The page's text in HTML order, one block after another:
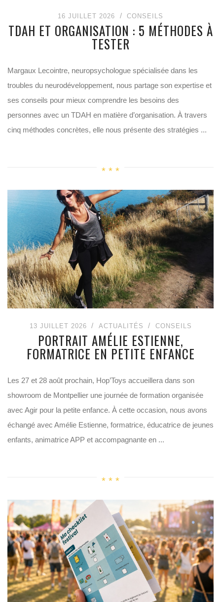
16 JUILLET 2026 CONSEILS
TDAH ET ORGANISATION : 5 MÉTHODES À
TESTER
Margaux Lecointre, neuropsychologue spécialisée dans les
troubles du neurodéveloppement, nous partage son expertise et
ses conseils pour mieux comprendre les besoins des
personnes avec un TDAH en matière d’organisation. À travers
cinq méthodes concrètes, elle nous présente des stratégies ...
13 JUILLET 2026 ACTUALITÉS CONSEILS
PORTRAIT AMÉLIE ESTIENNE,
FORMATRICE EN PETITE ENFANCE
Les 27 et 28 août prochain, Hop’Toys accueillera dans son
showroom de Montpellier une journée de formation organisée
avec Agir pour la petite enfance. À cette occasion, nous avons
échangé avec Amélie Estienne, formatrice, éducatrice de jeunes
enfants, animatrice APP et accompagnante en ...